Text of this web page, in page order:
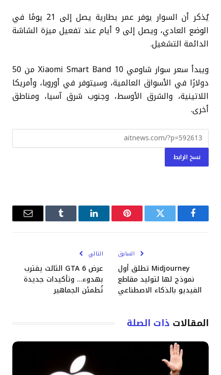
يُذكر أن السوار يوفر عمر بطارية يصل إلى 21 يومًا في
الوضع العادي، ويصل إلى 9 أيام عند تفعيل ميزة الشاشة
الدائمة التشغيل.
ويبدأ سعر سوار شاومي Xiaomi Smart Band 10 من 50
دولارًا في الأسواق العالمية، وسيتوفر في أوروبا، وأمريكا
اللاتينية، والشرق الأوسط، وجنوب شرق آسيا، ومناطق
أخرى.
نسخ الرابط
فيسبوكتويتر بينتيريستلينكدإن Tumblrالبريد
السابق
Midjourney تطلق أول
نموذج لها لتوليد مقاطع
الفيديو بالذكاء الاصطناعي
التالي
عرض GTA 6 الثالث يقترب
بهدوء… وتأكيدات جديدة
تُطمئن الجماهير
المقالات ذات الصلة